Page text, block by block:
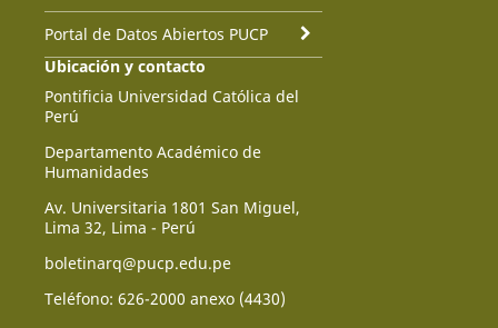
Portal de Datos Abiertos PUCP
Ubicación y contacto
Pontificia Universidad Católica del
Perú
Departamento Académico de
Humanidades
Av. Universitaria 1801 San Miguel,
Lima 32, Lima - Perú
boletinarq@pucp.edu.pe
Teléfono: 626-2000 anexo (4430)